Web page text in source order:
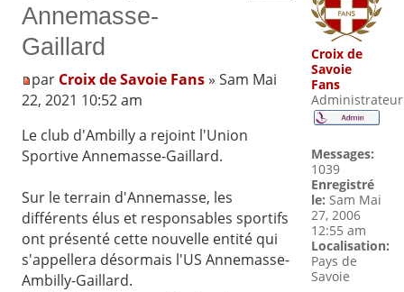
Annemasse-
Gaillard
par Croix de Savoie Fans» Sam Mai
22, 2021 10:52 am
Le club d'Ambilly a rejoint l'Union
Sportive Annemasse-Gaillard.
Sur le terrain d'Annemasse, les
différents élus et responsables sportifs
ont présenté cette nouvelle entité qui
s'appellera désormais l'US Annemasse-
Ambilly-Gaillard.
Croix de
Savoie
Fans
Administrateur
Messages:
1039
Enregistré
le: Sam Mai
27, 2006
12:55 am
Localisation:
Pays de
Savoie